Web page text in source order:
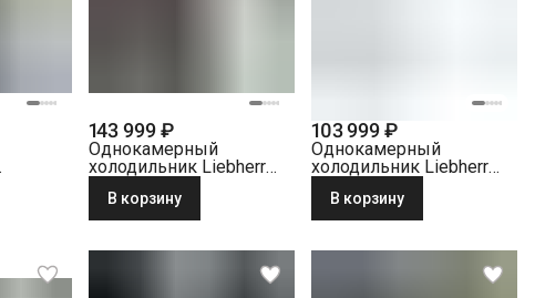
143 999 ₽
Однокамерный
холодильник Liebherr
BioFresh серебристый
В корзину
103 999 ₽
Однокамерный
холодильник Liebherr
В корзину